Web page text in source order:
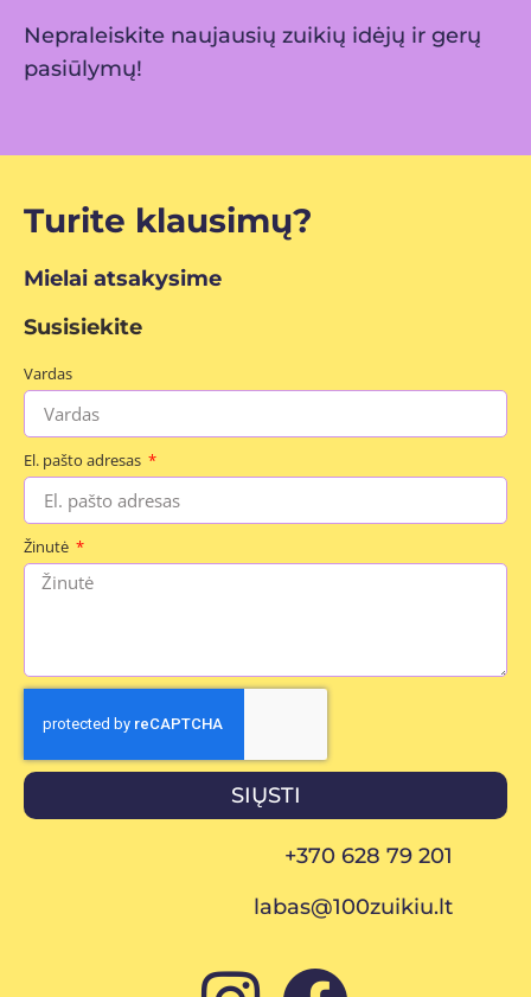
Nepraleiskite naujausių zuikių idėjų ir gerų
pasiūlymų!
Turite klausimų?
Mielai atsakysime
Susisiekite
Vardas
El. pašto adresas
Žinutė
SIŲSTI
+370 628 79 201
labas@100zuikiu.lt